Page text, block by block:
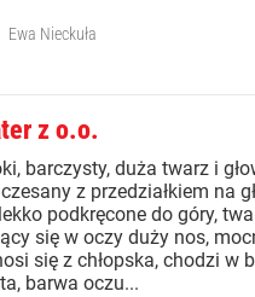
Ewa Nieckuła
z o.o.
barczysty, duża twarz i
z przedziałkiem na
podkręcone do góry,
się w oczy duży nos,
się z chłopska, chodzi w
barwa oczu...